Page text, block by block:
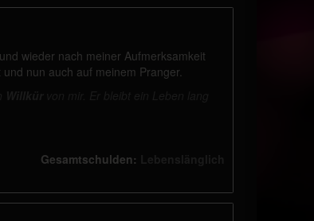
und wieder nach meiner Aufmerksamkeit
nun auch auf meinem Pranger.
Gesamtschulden: